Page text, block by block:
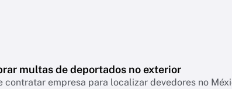
multas de deportados no exterior
contratar empresa para localizar devedores no